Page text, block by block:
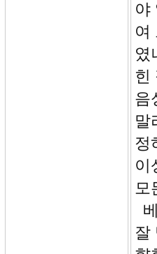
야
여
였
힌
음
말
정
이
모
잘